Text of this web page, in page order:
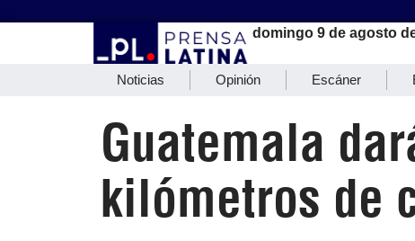
domingo 9 de agosto
Noticias Opinión Escáner
Guatemala
kilómetros de